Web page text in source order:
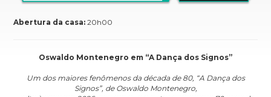
Abertura da casa: 20h00
Oswaldo Montenegro em “A Dança dos Signos”
Um dos maiores fenômenos da década de 80, “A Dança dos
Signos”, de Oswaldo Montenegro,